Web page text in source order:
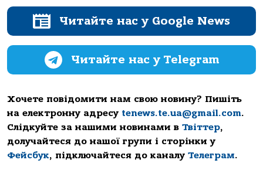
Читайте нас у Google News
Читайте нас у Telegram
Хочете повідомити нам свою новину? Пишіть
на електронну адресу tenews.te.ua@gmail.com.
Слідкуйте за нашими новинами в Твіттер,
долучайтеся до нашої групи і сторінки у
Фейсбук, підключайтеся до каналу Телеграм.